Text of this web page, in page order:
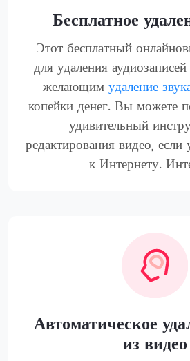
Бесплатное
Этот бесплатный
для удаления
желающимудаление
копейки денег. Вы можете
удивительный
редактирования видео, если
к Интернету.
Автоматическое
из видео